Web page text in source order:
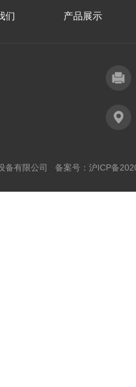
们 产品展示
备有限公司 备案号： 沪ICP备